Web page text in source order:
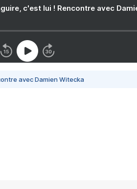
c'est lui ! Rencontre avec
avec Damien Witecka